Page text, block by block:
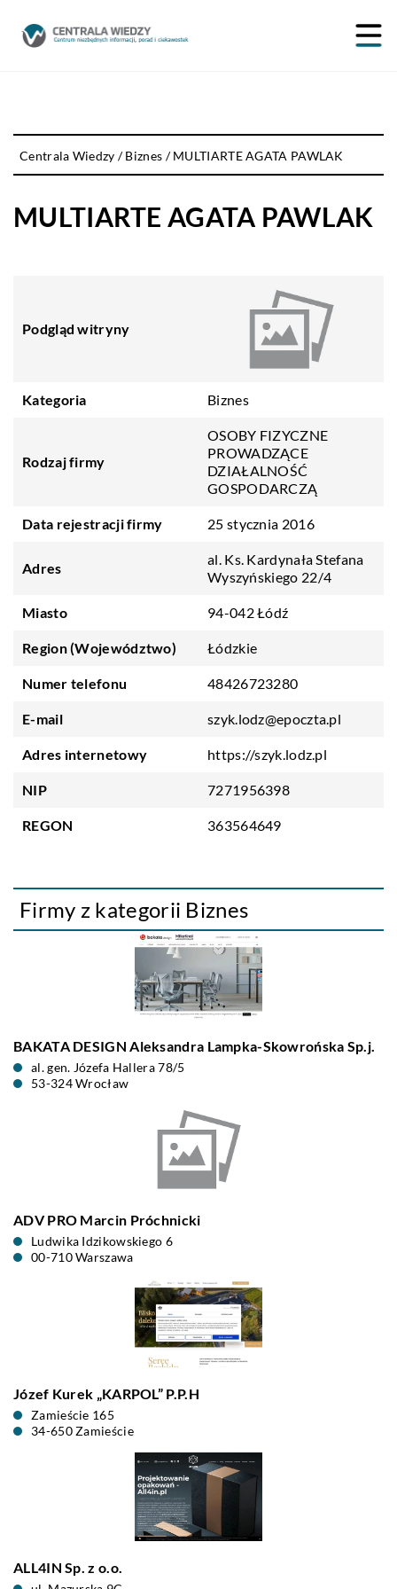
Centrala Wiedzy /Biznes /MULTIARTE AGATA PAWLAK
MULTIARTE AGATA PAWLAK
Podgląd witryny
Kategoria Biznes
Rodzaj firmy
OSOBY FIZYCZNE
PROWADZĄCE
DZIAŁALNOŚĆ
GOSPODARCZĄ
Data rejestracji firmy 25 stycznia 2016
Adres
al. Ks. Kardynała Stefana
Wyszyńskiego 22/4
Miasto 94-042 Łódź
Region (Województwo) Łódzkie
Numer telefonu 48426723280
E-mail szyk.lodz@epoczta.pl
Adres internetowy https://szyk.lodz.pl
NIP 7271956398
REGON 363564649
Firmy z kategorii Biznes
BAKATA DESIGN Aleksandra Lampka-Skowrońska Sp.j.
al. gen. Józefa Hallera 78/5
53-324 Wrocław
ADV PRO Marcin Próchnicki
Ludwika Idzikowskiego 6
00-710 Warszawa
Józef Kurek „KARPOL” P.P.H
Zamieście 165
34-650 Zamieście
ALL4IN Sp. z o.o.